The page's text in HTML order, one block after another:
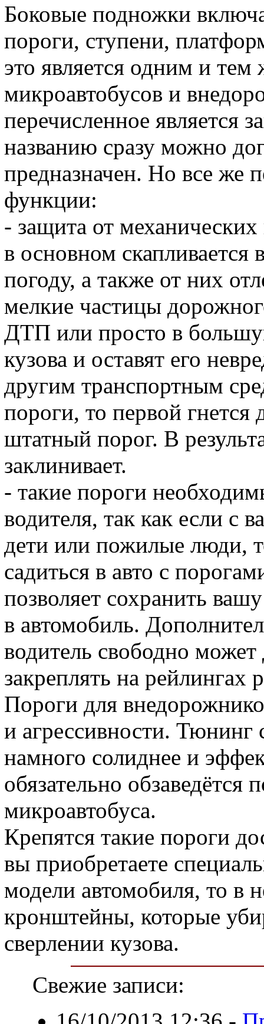
Боковые подножки
пороги, ступени,
это является одним и
микроавтобусов и
перечисленное
названию сразу можно
предназначен. Но все же
функции:
- защита от
в основном скапливается
погоду, а также от них
мелкие частицы
ДТП или просто в
кузова и оставят его
другим транспортным
пороги, то первой гнется
штатный порог. В
заклинивает.
- такие пороги
водителя, так как если с
дети или пожилые люди,
садиться в авто с
позволяет сохранить
в автомобиль.
водитель свободно
закреплять на рейлингах
Пороги для
и агрессивности. Тюнинг
намного солиднее и
обязательно
микроавтобуса.
Крепятся такие пороги
вы приобретаете
модели автомобиля, то в
кронштейны, которые
сверлении кузова.
Свежие записи: